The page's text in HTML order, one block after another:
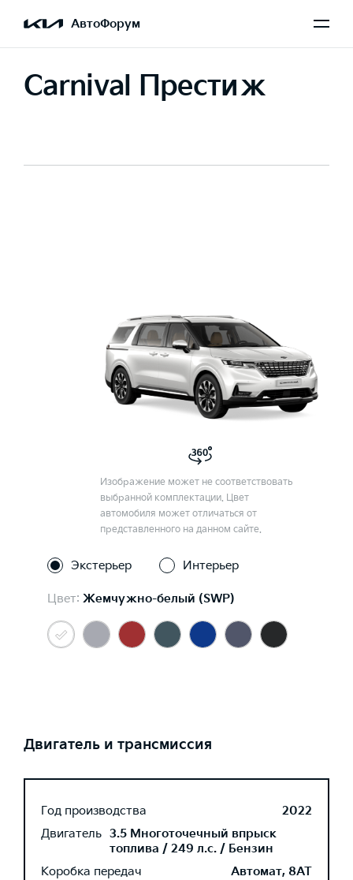
АвтоФорум
Carnival Престиж
Изображение может не соответствовать
выбранной комплектации. Цвет
автомобиля может отличаться от
представленного на данном сайте.
Экстерьер Интерьер
Цвет: Жемчужно-белый (SWP)
Двигатель и трансмиссия
Год производства
2022
Двигатель 3.5 Многоточечный впрыск
топлива / 249 л.с. / Бензин
Коробка передач
Автомат, 8AT